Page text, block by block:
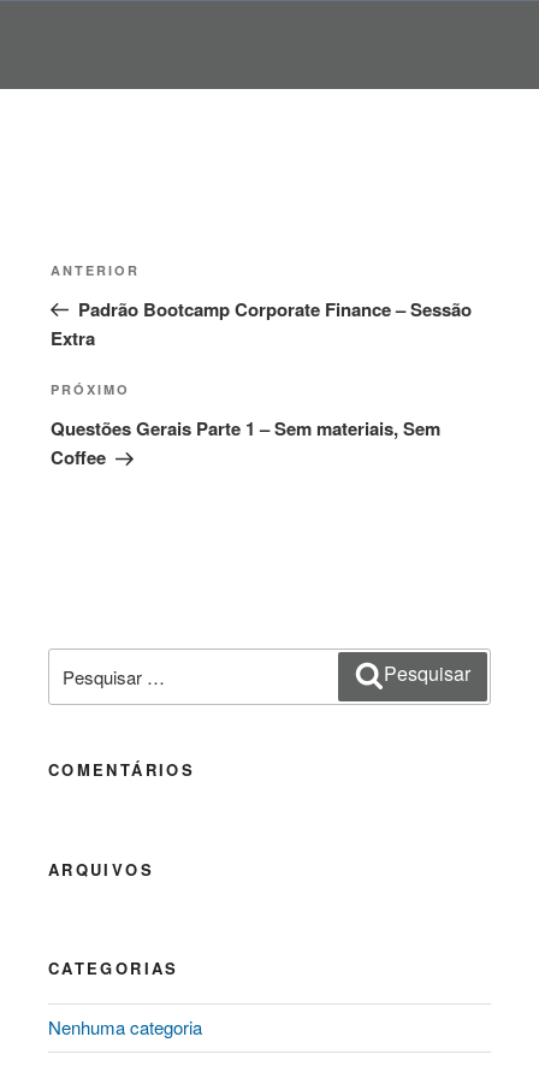
Navegação
Post
Post
anterior
ANTERIOR
Padrão Bootcamp Corporate Finance – Sessão
Extra
Próximo
post
PRÓXIMO
Questões Gerais Parte 1 – Sem materiais, Sem
Coffee
por:
Pesquisar
COMENTÁRIOS
ARQUIVOS
CATEGORIAS
Nenhuma categoria